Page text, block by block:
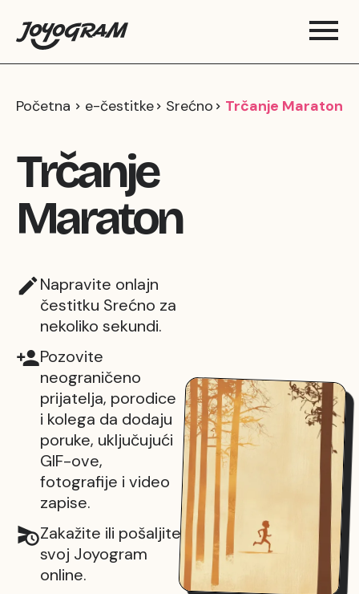
Početna e-čestitke Srećno Trčanje Maraton
Trčanje
Maraton
Napravite onlajn
čestitku Srećno za
nekoliko sekundi.
Pozovite
neograničeno
prijatelja, porodice
i kolega da dodaju
poruke, uključujući
GIF-ove,
fotografije i video
zapise.
Zakažite ili pošaljite
svoj Joyogram
online.